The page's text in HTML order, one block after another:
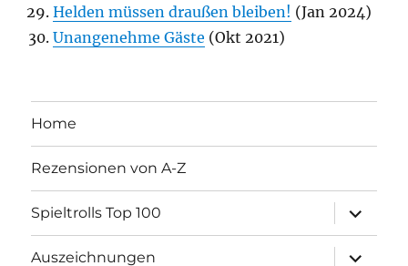
Helden müssen draußen bleiben! (Jan 2024)
Unangenehme Gäste (Okt 2021)
Home
Rezensionen von A-Z
Spieltrolls Top 100
öffnen
Auszeichnungen